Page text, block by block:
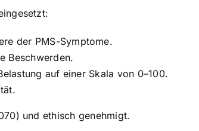
der PMS-Symptome.
Beschwerden.
auf einer Skala von 0–100.
und ethisch genehmigt.